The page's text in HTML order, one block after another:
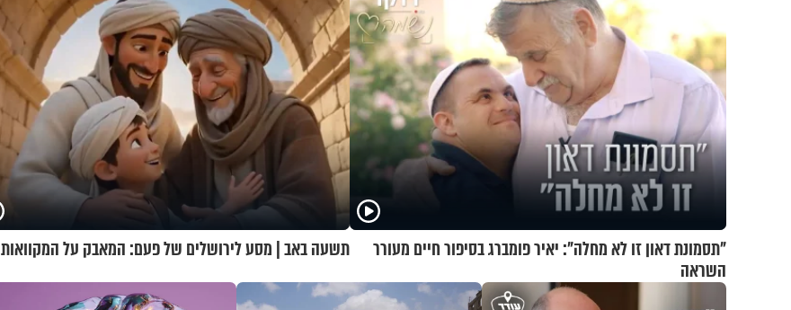
"תסמונת דאון זו לא מחלה": יאיר פומברג בסיפור חיים מעורר
השראה
תשעה באב | מסע לירושלים של פעם: המאבק על המקוואות